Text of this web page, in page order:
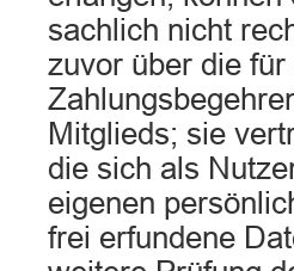
sachlich nicht
zuvor über die
Mitglieds; sie
die sich als
eigenen
frei erfundene